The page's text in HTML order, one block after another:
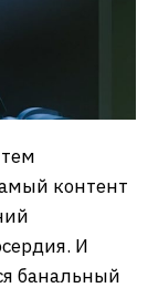
контент
И
банальный